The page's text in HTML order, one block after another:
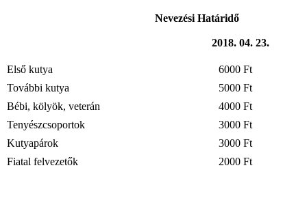
Nevezési Határidő
2018. 04. 23.
Első kutya
6000 Ft
További kutya
5000 Ft
Bébi, kölyök, veterán
4000 Ft
Tenyészcsoportok
3000 Ft
Kutyapárok
3000 Ft
Fiatal felvezetők
2000 Ft